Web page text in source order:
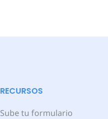
RECURSOS
Sube tu formulario